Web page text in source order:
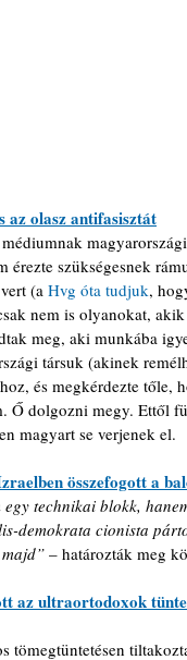
az olasz antifasisztát
érezte szükségesnek
(a Hvg óta tudjuk,
nem is olyanokat,
meg, aki munkába
társuk (akinek
és megkérdezte tőle,
Ő dolgozni megy. Ettől
magyart se verjenek el.
összefogott a
technikai blokk,
demokrata cionista
– határozták meg
az ultraortodoxok
tömegtüntetésen